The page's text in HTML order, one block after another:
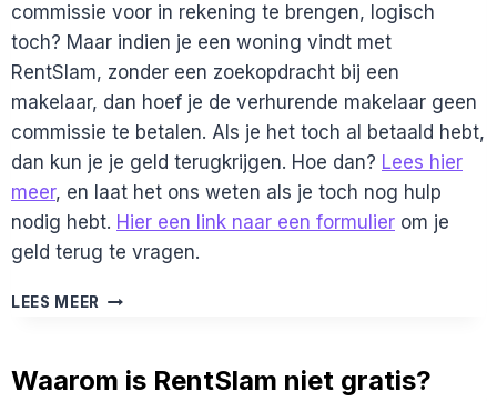
commissie voor in rekening te brengen, logisch
toch? Maar indien je een woning vindt met
RentSlam, zonder een zoekopdracht bij een
makelaar, dan hoef je de verhurende makelaar geen
commissie te betalen. Als je het toch al betaald hebt,
dan kun je je geld terugkrijgen. Hoe dan? Lees hier
meer, en laat het ons weten als je toch nog hulp
nodig hebt. Hier een link naar een formulier om je
geld terug te vragen.
LEES MEER BIJ
GEEN
Waarom is RentSlam niet gratis?